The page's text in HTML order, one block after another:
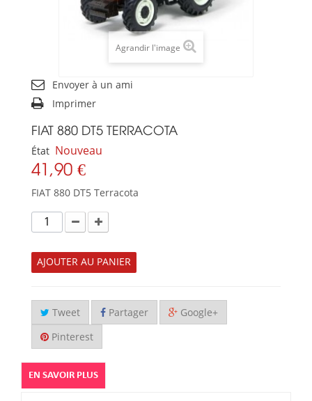
Agrandir l'image
Envoyer à un ami
Imprimer
FIAT 880 DT5 TERRACOTA
État Nouveau
41,90 €
FIAT 880 DT5 Terracota
AJOUTER AU PANIER
Tweet Partager Google+
Pinterest
EN SAVOIR PLUS